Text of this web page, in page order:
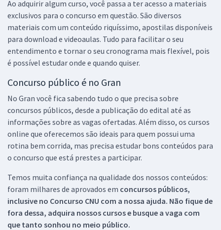
Ao adquirir algum curso, você passa a ter acesso a materiais
exclusivos para o concurso em questão. São diversos
materiais com um conteúdo riquíssimo, apostilas disponíveis
para download e videoaulas. Tudo para facilitar o seu
entendimento e tornar o seu cronograma mais flexível, pois
é possível estudar onde e quando quiser.
Concurso público é no Gran
No Gran você fica sabendo tudo o que precisa sobre
concursos públicos, desde a publicação do edital até as
informações sobre as vagas ofertadas. Além disso, os cursos
online que oferecemos são ideais para quem possui uma
rotina bem corrida, mas precisa estudar bons conteúdos para
o concurso que está prestes a participar.
Temos muita confiança na qualidade dos nossos conteúdos:
foram milhares de aprovados em concursos públicos,
inclusive no Concurso CNU com a nossa ajuda. Não fique de
fora dessa, adquira nossos cursos e busque a vaga com
que tanto sonhou no meio público.